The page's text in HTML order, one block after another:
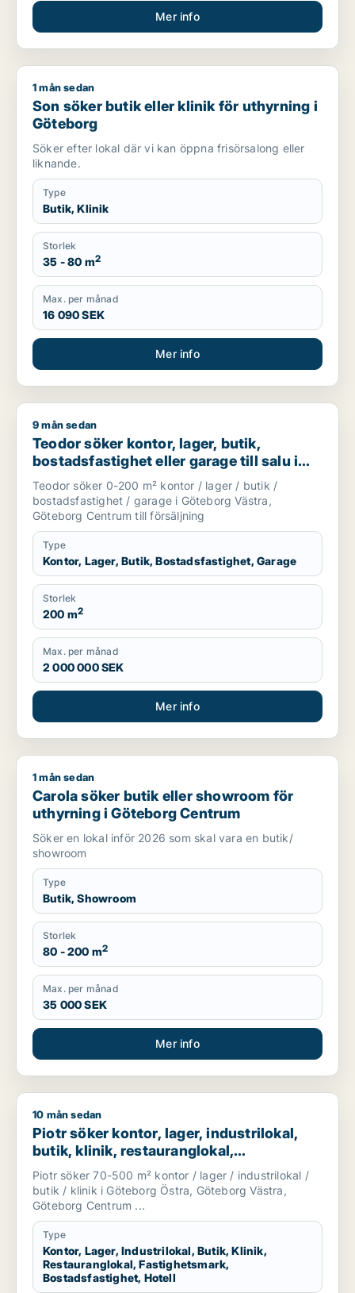
Mer info
Son söker butik eller klinik för uthyrning i Göteborg
1 mån sedan
Son söker butik eller klinik för uthyrning i
Göteborg
Söker efter lokal där vi kan öppna frisörsalong eller
liknande.
Type
Butik, Klinik
Storlek
35 - 80 m2
Max. per månad
16 090 SEK
Mer info
Teodor söker kontor, lager, butik, bostadsfastighet eller
9 mån sedan
Teodor söker kontor, lager, butik,
bostadsfastighet eller garage till salu i
Göteborg Västra eller Göteborg Centrum
Teodor söker 0-200 m² kontor / lager / butik /
bostadsfastighet / garage i Göteborg Västra,
Göteborg Centrum till försäljning
Type
Kontor, Lager, Butik, Bostadsfastighet, Garage
Storlek
200 m2
Max. per månad
2 000 000 SEK
Mer info
Carola söker butik eller showroom för uthyrning i Göteborg
1 mån sedan
Carola söker butik eller showroom för
uthyrning i Göteborg Centrum
Söker en lokal inför 2026 som skal vara en butik/
showroom
Type
Butik, Showroom
Storlek
80 - 200 m2
Max. per månad
35 000 SEK
Mer info
Piotr söker kontor, lager, industrilokal, butik, klinik,
10 mån sedan
Piotr söker kontor, lager, industrilokal,
butik, klinik, restauranglokal,
fastighetsmark, bostadsfastighet eller
hotell till salu i Göteborg
Piotr söker 70-500 m² kontor / lager / industrilokal /
butik / klinik i Göteborg Östra, Göteborg Västra,
Göteborg Centrum ...
Type
Kontor, Lager, Industrilokal, Butik, Klinik,
Restauranglokal, Fastighetsmark,
Bostadsfastighet, Hotell